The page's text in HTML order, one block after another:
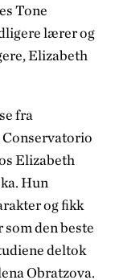
Tone
lærer og
Elizabeth
fra
Conservatorio
Elizabeth
Hun
og ﬁkk
den beste
deltok
Obratzova.